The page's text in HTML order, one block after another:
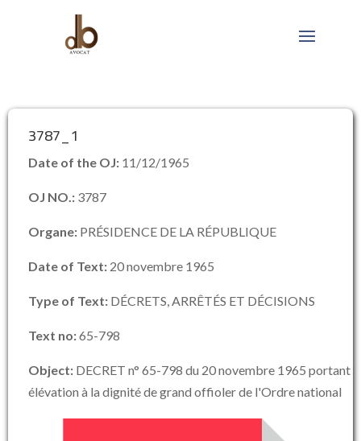
3787_1
Date of the OJ: 11/12/1965
OJ NO.: 3787
Organe: PRÉSIDENCE DE LA RÉPUBLIQUE
Date of Text: 20 novembre 1965
Type of Text: DÉCRETS, ARRÊTÉS ET DÉCISIONS
Text no:65-798
Object: DECRET n° 65-798 du 20 novembre 1965 portant
élévation à la dignité de grand offioler de l'Ordre national